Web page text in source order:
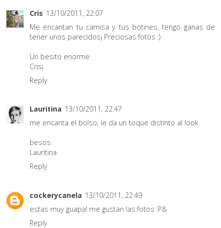
Cris 13/10/2011, 22:07
Me encantan tu camisa y tus botines, tengo ganas de
tener unos parecidos¡ Preciosas fotos :)
Un besito enorme
Cris¡
Reply
Lauritina 13/10/2011, 22:47
me encanta el bolso, le da un toque distinto al look
besos
Lauritina
Reply
cockerycanela 13/10/2011, 22:49
estas muy guapa! me gustan las fotos :P&
Reply